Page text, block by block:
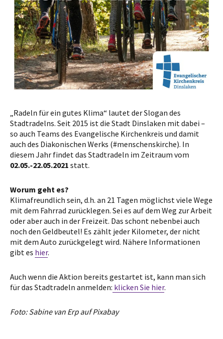
„Radeln für ein gutes Klima“ lautet der Slogan des
Stadtradelns. Seit 2015 ist die Stadt Dinslaken mit dabei –
so auch Teams des Evangelische Kirchenkreis und damit
auch des Diakonischen Werks (#menschenskirche). In
diesem Jahr findet das Stadtradeln im Zeitraum vom
02.05.-22.05.2021 statt.
Worum geht es?
Klimafreundlich sein, d.h. an 21 Tagen möglichst viele Wege
mit dem Fahrrad zurücklegen. Sei es auf dem Weg zur Arbeit
oder aber auch in der Freizeit. Das schont nebenbei auch
noch den Geldbeutel! Es zählt jeder Kilometer, der nicht
mit dem Auto zurückgelegt wird. Nähere Informationen
gibt es hier.
Auch wenn die Aktion bereits gestartet ist, kann man sich
für das Stadtradeln anmelden: klicken Sie hier.
Foto: Sabine van Erp auf Pixabay